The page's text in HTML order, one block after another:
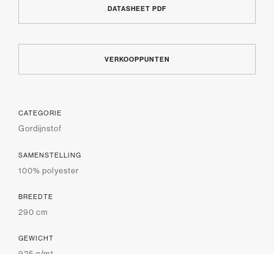
DATASHEET PDF
VERKOOPPUNTEN
CATEGORIE
Gordijnstof
SAMENSTELLING
100% polyester
BREEDTE
290 cm
GEWICHT